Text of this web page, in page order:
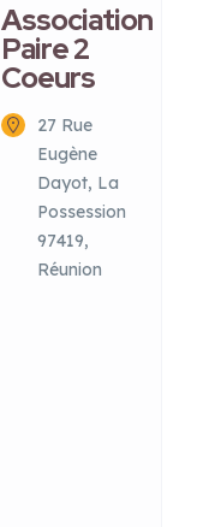
Association
Paire 2
Coeurs
27 Rue
Eugène
Dayot, La
Possession
97419,
Réunion